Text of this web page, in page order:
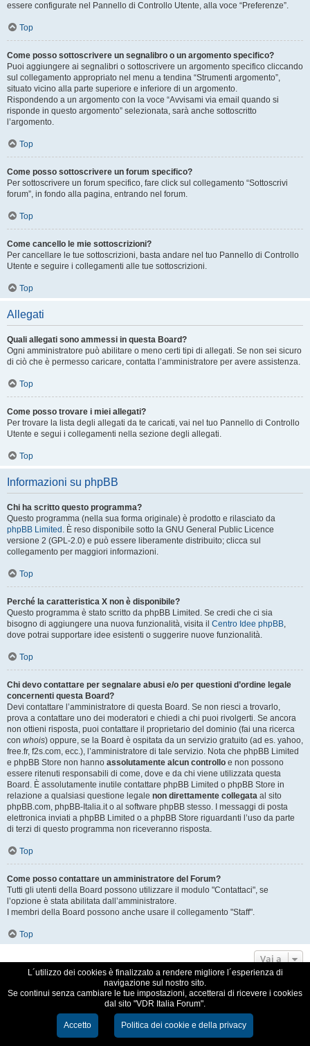
essere configurate nel Pannello di Controllo Utente, alla voce “Preferenze”.
Top
Come posso sottoscrivere un segnalibro o un argomento specifico?
Puoi aggiungere ai segnalibri o sottoscrivere un argomento specifico cliccando
sul collegamento appropriato nel menu a tendina “Strumenti argomento”,
situato vicino alla parte superiore e inferiore di un argomento.
Rispondendo a un argomento con la voce “Avvisami via email quando si
risponde in questo argomento” selezionata, sarà anche sottoscritto
l’argomento.
Top
Come posso sottoscrivere un forum specifico?
Per sottoscrivere un forum specifico, fare click sul collegamento “Sottoscrivi
forum”, in fondo alla pagina, entrando nel forum.
Top
Come cancello le mie sottoscrizioni?
Per cancellare le tue sottoscrizioni, basta andare nel tuo Pannello di Controllo
Utente e seguire i collegamenti alle tue sottoscrizioni.
Top
Allegati
Quali allegati sono ammessi in questa Board?
Ogni amministratore può abilitare o meno certi tipi di allegati. Se non sei sicuro
di ciò che è permesso caricare, contatta l’amministratore per avere assistenza.
Top
Come posso trovare i miei allegati?
Per trovare la lista degli allegati da te caricati, vai nel tuo Pannello di Controllo
Utente e segui i collegamenti nella sezione degli allegati.
Top
Informazioni su phpBB
Chi ha scritto questo programma?
Questo programma (nella sua forma originale) è prodotto e rilasciato da
phpBB Limited . È reso disponibile sotto la GNU General Public Licence
versione 2 (GPL-2.0) e può essere liberamente distribuito; clicca sul
collegamento per maggiori informazioni.
Top
Perché la caratteristica X non è disponibile?
Questo programma è stato scritto da phpBB Limited. Se credi che ci sia
bisogno di aggiungere una nuova funzionalità, visita il Centro Idee phpBB,
dove potrai supportare idee esistenti o suggerire nuove funzionalità.
Top
Chi devo contattare per segnalare abusi e/o per questioni d’ordine legale
concernenti questa Board?
Devi contattare l’amministratore di questa Board. Se non riesci a trovarlo,
prova a contattare uno dei moderatori e chiedi a chi puoi rivolgerti. Se ancora
non ottieni risposta, puoi contattare il proprietario del dominio (fai una ricerca
con whois) oppure, se la Board è ospitata da un servizio gratuito (ad es. yahoo,
free.fr, f2s.com, ecc.), l’amministratore di tale servizio. Nota che phpBB Limited
e phpBB Store non hanno assolutamente alcun controllo e non possono
essere ritenuti responsabili di come, dove e da chi viene utilizzata questa
Board. È assolutamente inutile contattare phpBB Limited o phpBB Store in
relazione a qualsiasi questione legale non direttamente collegata al sito
phpBB.com, phpBB-Italia.it o al software phpBB stesso. I messaggi di posta
elettronica inviati a phpBB Limited o a phpBB Store riguardanti l’uso da parte
di terzi di questo programma non riceveranno risposta.
Top
Come posso contattare un amministratore del Forum?
Tutti gli utenti della Board possono utilizzare il modulo "Contattaci", se
l’opzione è stata abilitata dall’amministratore.
I membri della Board possono anche usare il collegamento "Staff".
Top
Vai a
VDR Italia, comunità italiana utilizzatori VDR
Traduzione Italiana phpBB-Italia.it
Cookie e Privacy
L´utilizzo dei cookies è finalizzato a rendere migliore l´esperienza di
navigazione sul nostro sito.
Se continui senza cambiare le tue impostazioni, accetterai di ricevere i cookies
dal sito "VDR Italia Forum".
Accetto Politica dei cookie e della privacy